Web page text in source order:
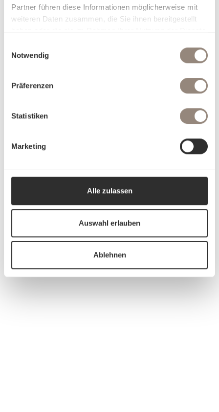
Partner führen diese Informationen möglicherweise mit
weiteren Daten zusammen, die Sie ihnen bereitgestellt
Notwendig
Präferenzen
Statistiken
Marketing
Alle zulassen
Auswahl erlauben
Ablehnen